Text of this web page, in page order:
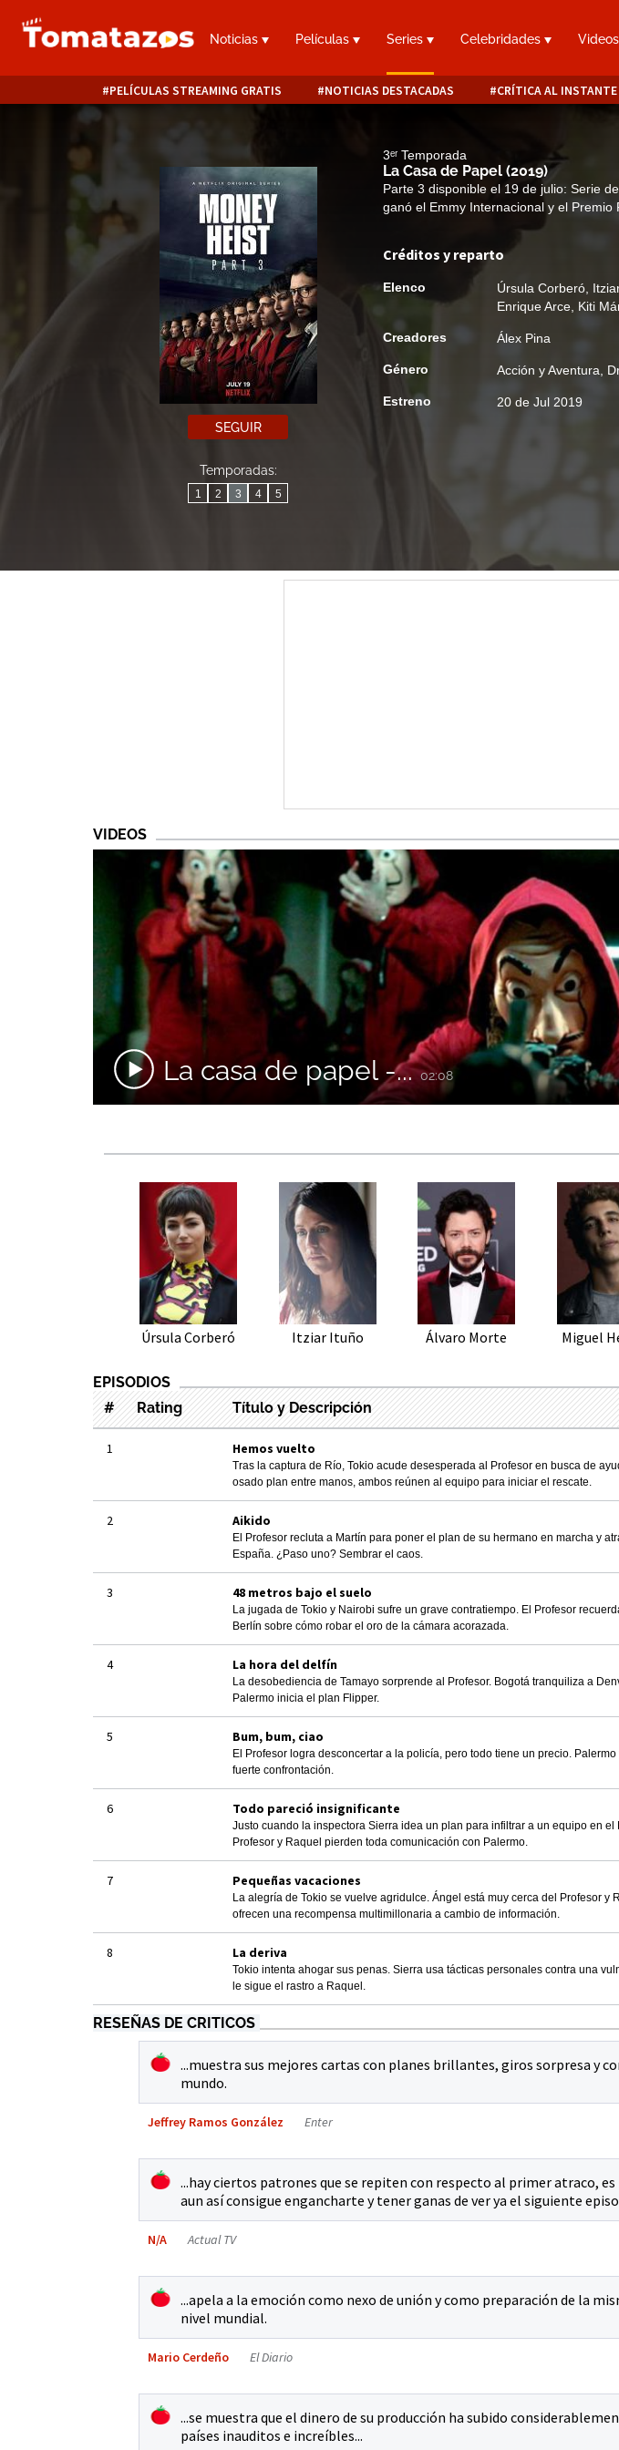
Noticias Películas Series Celebridades
PELÍCULAS STREAMING GRATIS NOTICIAS DESTACADAS CRÍTICA AL INSTANTE
SEGUIR
Temporadas:
1 2 3 4 5
3ᵉʳ Temporada
La Casa de Papel (2019)
Parte 3 disponible el 19 de julio: Serie
ganó el Emmy Internacional y el Premio
Créditos y reparto
Elenco Úrsula Corberó
Enrique Arce Kiti
Creadores Álex Pina
Género Acción y Aventura
Estreno 20 de Jul 2019
VIDEOS
La casa de papel -...02:08
Úrsula Corberó Itziar Ituño Álvaro Morte Miguel
EPISODIOS
#
Rating Título y Descripción
1 Hemos vuelto
Tras la captura de Río, Tokio acude desesperada al Profesor en busca de
osado plan entre manos, ambos reúnen al equipo para iniciar el rescate.
2 Aikido
El Profesor recluta a Martín para poner el plan de su hermano en marcha y
España. ¿Paso uno? Sembrar el caos.
3 48 metros bajo el suelo
La jugada de Tokio y Nairobi sufre un grave contratiempo. El Profesor
Berlín sobre cómo robar el oro de la cámara acorazada.
4 La hora del delfín
La desobediencia de Tamayo sorprende al Profesor. Bogotá tranquiliza a
Palermo inicia el plan Flipper.
5 Bum, bum, ciao
El Profesor logra desconcertar a la policía, pero todo tiene un precio.
fuerte confrontación.
6 Todo pareció insignificante
Justo cuando la inspectora Sierra idea un plan para infiltrar a un equipo en el
Profesor y Raquel pierden toda comunicación con Palermo.
7 Pequeñas vacaciones
La alegría de Tokio se vuelve agridulce. Ángel está muy cerca del Profesor y
ofrecen una recompensa multimillonaria a cambio de información.
8 La deriva
Tokio intenta ahogar sus penas. Sierra usa tácticas personales contra una
le sigue el rastro a Raquel.
RESEÑAS DE CRITICOS
...muestra sus mejores cartas con planes brillantes, giros sorpresa y
mundo.
Jeffrey Ramos González Enter
...hay ciertos patrones que se repiten con respecto al primer atraco,
aun así consigue engancharte y tener ganas de ver ya el siguiente
N/A Actual TV
...apela a la emoción como nexo de unión y como preparación de la
nivel mundial.
Mario Cerdeño El Diario
...se muestra que el dinero de su producción ha subido
países inauditos e increíbles...